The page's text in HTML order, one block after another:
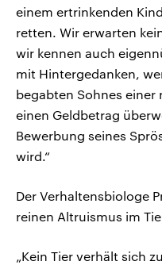
einem ertrinkenden
retten. Wir erwarten
wir kennen auch
mit Hintergedanken,
begabten Sohnes
einen Geldbetrag
Bewerbung seines
wird.“
Der Verhaltensbiologe
reinen Altruismus im
„Kein Tier verhält sich